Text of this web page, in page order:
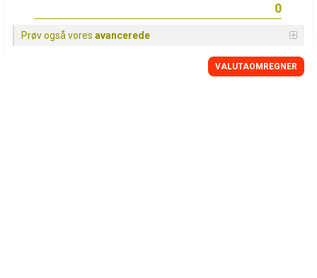
Prøv også vores avancerede
VALUTAOMREGNER